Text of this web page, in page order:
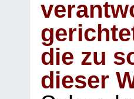
die zu
dieser